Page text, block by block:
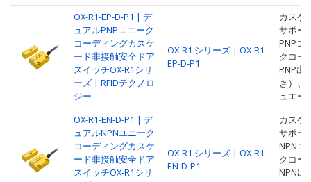
OX-R1-EP-D-P1 | デ
ュアルPNPユニーク
コーディングカスケ
ード非接触安全ドア
スイッチOX-R1シリ
ーズ | RFIDテクノロ
ジー
OX-R1 シリーズ | OX-R1-
EP-D-P1
カスケ
サポー
PNPコ
クコー
PNP出
き）、
ュエー
OX-R1-EN-D-P1 | デ
ュアルNPNユニーク
コーディングカスケ
ード非接触安全ドア
スイッチOX-R1シリ
OX-R1 シリーズ | OX-R1-
EN-D-P1
カスケ
サポー
NPNコ
クコー
NPN出